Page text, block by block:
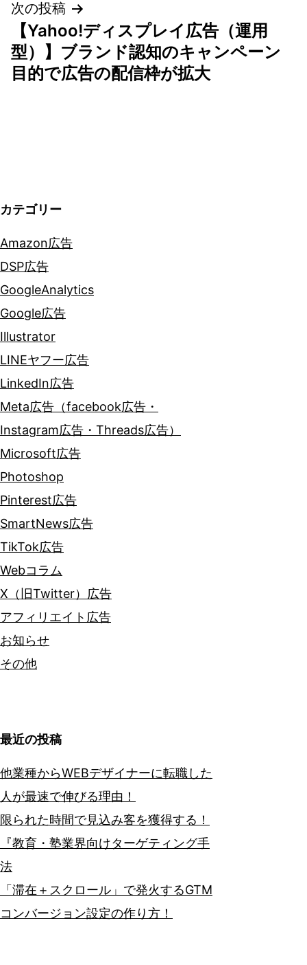
ビ
ゲ
ー
次の投稿
【Yahoo!ディスプレイ広告（運用
型）】ブランド認知のキャンペーン
目的で広告の配信枠が拡大
カテゴリー
Amazon広告
DSP広告
GoogleAnalytics
Google広告
Illustrator
LINEヤフー広告
LinkedIn広告
Meta広告（facebook広告・
Instagram広告・Threads広告）
Microsoft広告
Photoshop
Pinterest広告
SmartNews広告
TikTok広告
Webコラム
X（旧Twitter）広告
アフィリエイト広告
お知らせ
その他
最近の投稿
他業種からWEBデザイナーに転職した
人が最速で伸びる理由！
限られた時間で見込み客を獲得する！
『教育・塾業界向けターゲティング手
法
「滞在＋スクロール」で発火するGTM
コンバージョン設定の作り方！